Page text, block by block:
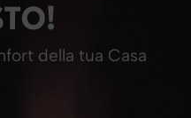
della tua Casa